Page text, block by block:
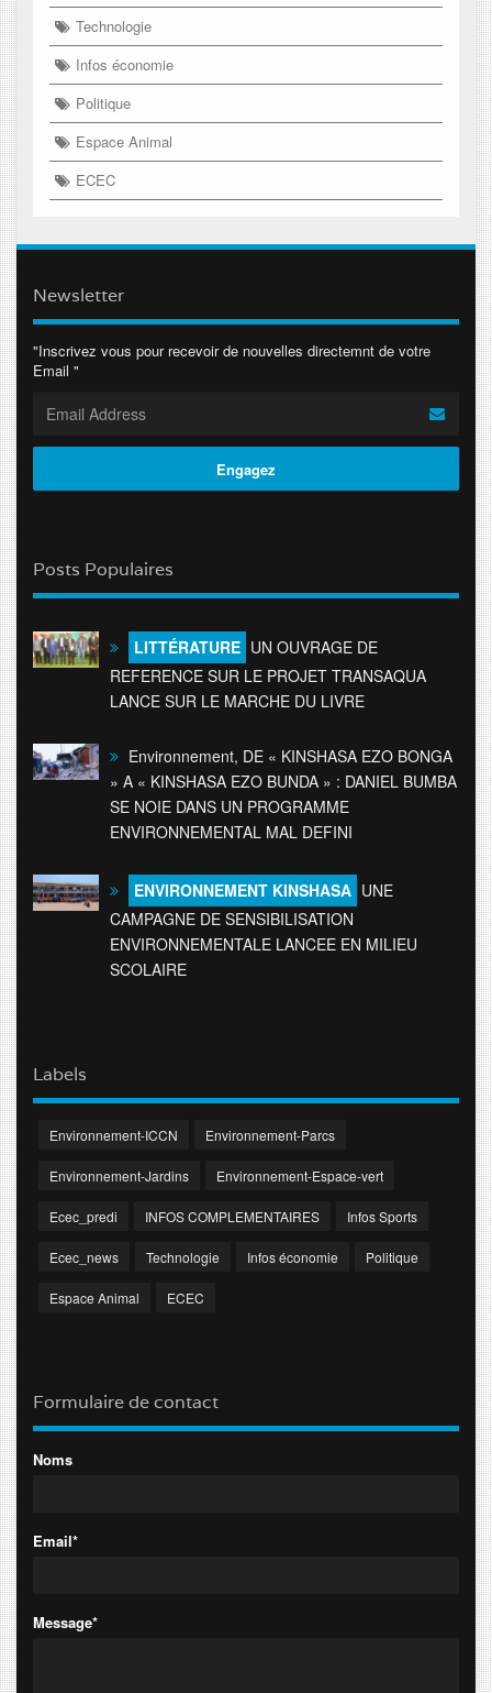
Technologie
Infos économie
Politique
Espace Animal
ECEC
Newsletter
"Inscrivez vous pour recevoir de nouvelles directemnt de votre
Email "
Posts Populaires
LITTÉRATURE UN OUVRAGE DE
REFERENCE SUR LE PROJET TRANSAQUA
LANCE SUR LE MARCHE DU LIVRE
Environnement, DE « KINSHASA EZO BONGA
» A « KINSHASA EZO BUNDA » : DANIEL BUMBA
SE NOIE DANS UN PROGRAMME
ENVIRONNEMENTAL MAL DEFINI
ENVIRONNEMENT KINSHASA UNE
CAMPAGNE DE SENSIBILISATION
ENVIRONNEMENTALE LANCEE EN MILIEU
SCOLAIRE
Labels
Environnement-ICCN Environnement-Parcs
Environnement-Jardins Environnement-Espace-vert
Ecec_predi INFOS COMPLEMENTAIRES Infos Sports
Ecec_news Technologie Infos économie Politique
Espace Animal ECEC
Formulaire de contact
Noms
Email*
Message*